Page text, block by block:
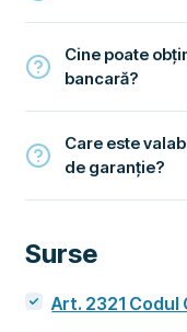
Cine poate
bancară?
Care este
de garanție?
Surse
Art. 2321